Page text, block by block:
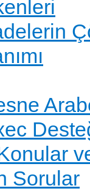
Sorular